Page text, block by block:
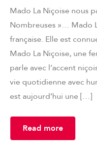
Mado La Niçoise nous
Nombreuses »… Mado
française. Elle est
Mado La Niçoise, une
parle avec l’accent
vie quotidienne avec
est aujourd’hui une […]
Read more